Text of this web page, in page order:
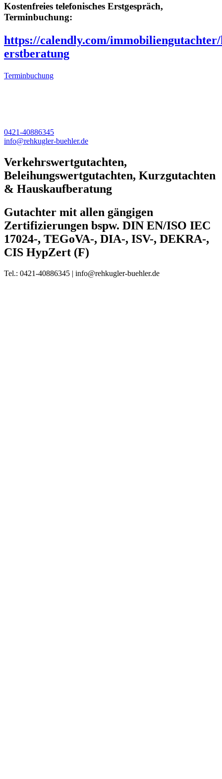
Kostenfreies telefonisches Erstgespräch,
Terminbuchung:
https://calendly.com/
erstberatung
Terminbuchung
0421-40886345
info@rehkugler-buehler.de
Verkehrswertgutachten,
Beleihungswertgutachten, Kurzgutachten
& Hauskaufberatung
Gutachter mit allen gängigen
Zertifizierungen bspw. DIN EN/ISO IEC
17024-, TEGoVA-, DIA-, ISV-, DEKRA-,
CIS HypZert (F)
Tel.: 0421-40886345 | info@rehkugler-buehler.de